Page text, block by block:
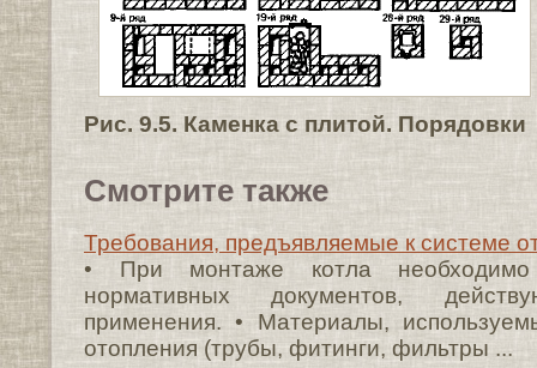
Рис. 9.5. Каменка с плитой. Порядовки
Смотрите также
Требования, предъявляемые к системе
• При монтаже котла необходимо
нормативных документов,
применения. • Материалы,
отопления (трубы, фитинги, фильтры ...